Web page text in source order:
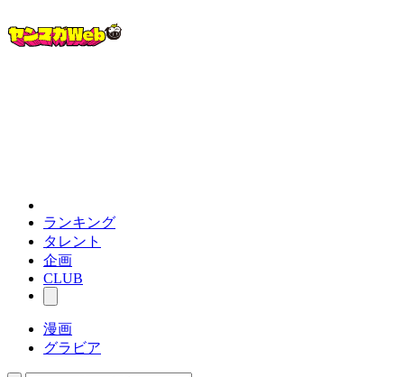
ランキング
タレント
企画
CLUB
漫画
グラビア